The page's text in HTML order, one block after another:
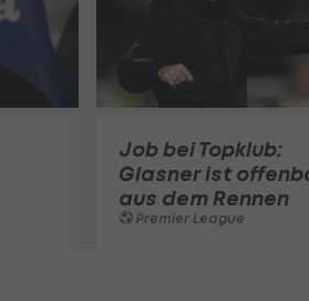
Job bei Topklub:
Glasner ist
aus dem Rennen
Premier League